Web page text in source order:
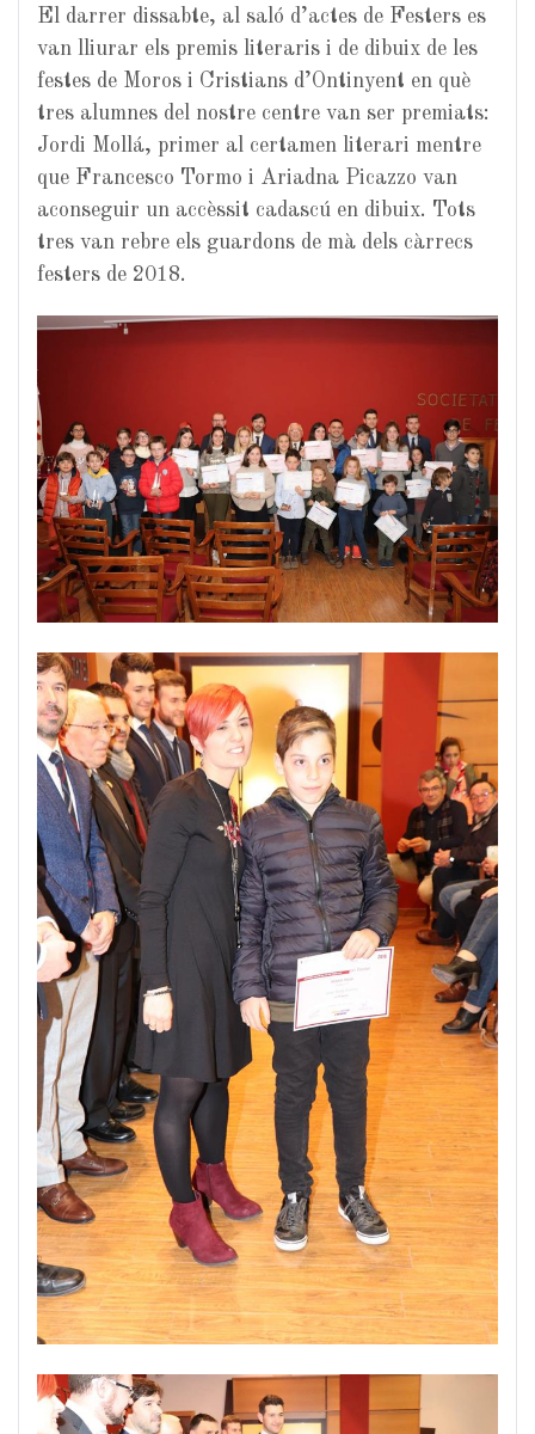
El darrer dissabte, al saló d’actes de Festers es
van lliurar els premis literaris i de dibuix de les
festes de Moros i Cristians d’Ontinyent en què
tres alumnes del nostre centre van ser premiats:
Jordi Mollá, primer al certamen literari mentre
que Francesco Tormo i Ariadna Picazzo van
aconseguir un accèssit cadascú en dibuix. Tots
tres van rebre els guardons de mà dels càrrecs
festers de 2018.